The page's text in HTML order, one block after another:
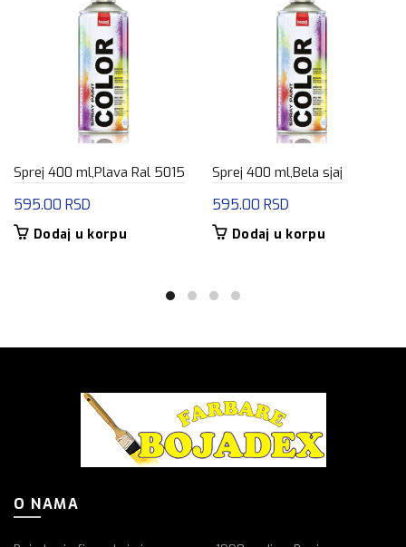
Sprej 400 ml,Plava Ral 5015
595.00 RSD
Dodaj u korpu
Sprej 400 ml,Bela sjaj
595.00 RSD
Dodaj u korpu
O NAMA